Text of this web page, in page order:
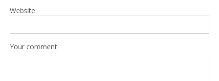
Website
Your comment